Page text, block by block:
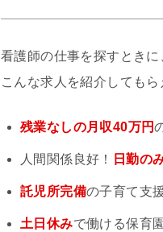
看護師の仕事を探すとき
こんな求人を紹介してもら
残業なしの月収40万円
人間関係良好！ 日勤の
託児所完備の子育て支
土日休みで働ける保育